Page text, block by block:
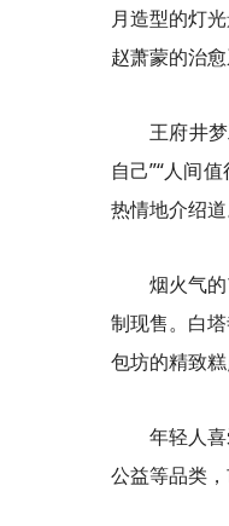
月造型的灯
赵萧蒙的治
王府井
自己”“人间
热情地介绍道
烟火气
制现售。白
包坊的精致
年轻人
公益等品类